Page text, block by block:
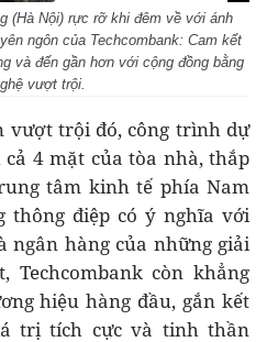
(Hà Nội) rực rỡ khi đêm về với ánh
ngôn của Techcombank: Cam kết
và đến gần hơn với cộng đồng bằng
vượt trội.
vượt trội đó, công trình dự
4 mặt của tòa nhà, thắp
tâm kinh tế phía Nam
thông điệp có ý nghĩa với
ngân hàng của những giải
còn khẳng
hiệu hàng đầu, gắn kết
trị tích cực và tinh thần